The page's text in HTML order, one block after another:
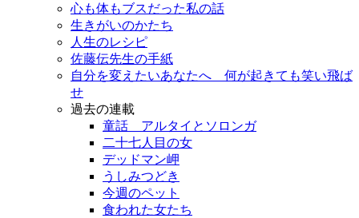
心も体もブスだった私の話
生きがいのかたち
人生のレシピ
佐藤伝先生の手紙
自分を変えたいあなたへ 何が起きても笑い飛ば
せ
過去の連載
童話 アルタイとソロンガ
二十七人目の女
デッドマン岬
うしみつどき
今週のペット
食われた女たち